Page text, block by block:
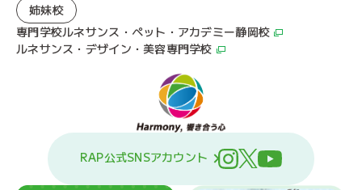
姉妹校
専門学校ルネサンス・ペット・アカデミー静岡校
ルネサンス・デザイン・美容専門学校
RAP公式SNSアカウント